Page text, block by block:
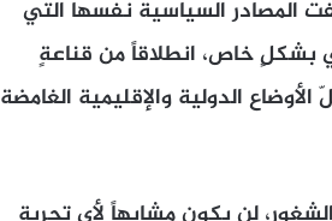
المصادر السياسية نفسها التي
بشكلٍ خاص، انطلاقاً من قناعةٍ
الدولية والإقليمية الغامضة